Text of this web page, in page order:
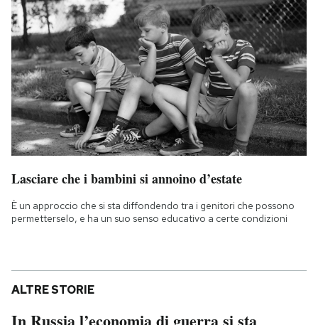
Lasciare che i bambini si annoino d’estate
È un approccio che si sta diffondendo tra i genitori che possono
permetterselo, e ha un suo senso educativo a certe condizioni
ALTRE STORIE
In Russia l’economia di guerra si sta